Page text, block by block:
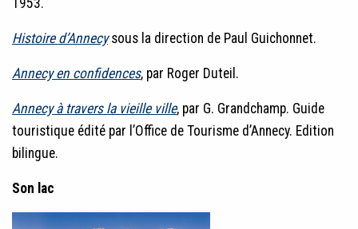
1953.
Histoire d’Annecysous la direction de Paul Guichonnet.
Annecy en confidences, par Roger Duteil.
Annecy à travers la vieille ville, par G. Grandchamp. Guide
touristique édité par l’Office de Tourisme d’Annecy. Edition
bilingue.
Son lac